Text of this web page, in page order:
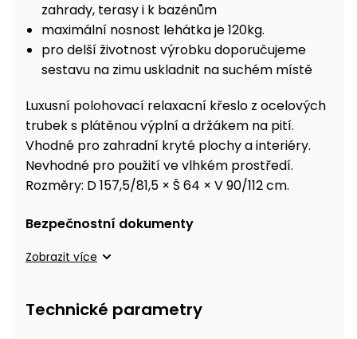
zahrady, terasy i k bazénům
maximální nosnost lehátka je 120kg.
pro delší životnost výrobku doporučujeme
sestavu na zimu uskladnit na suchém místě
Luxusní polohovací relaxacní křeslo z ocelových
trubek s plátěnou výplní a držákem na pití.
Vhodné pro zahradní kryté plochy a interiéry.
Nevhodné pro použití ve vlhkém prostředí.
Rozměry: D 157,5/81,5 × Š 64 × V 90/112 cm.
Bezpečnostní dokumenty
Zobrazit více
Technické parametry